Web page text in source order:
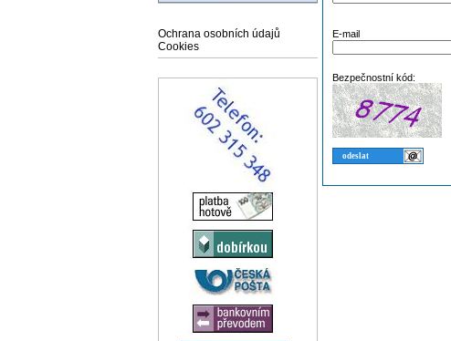
Ochrana osobních údajů
Cookies
E-mail
Bezpečnostní kód: